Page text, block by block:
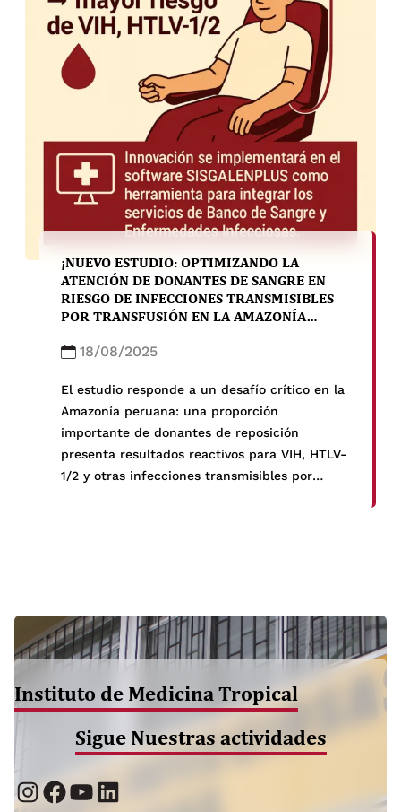
¡NUEVO ESTUDIO: OPTIMIZANDO LA
ATENCIÓN DE DONANTES DE SANGRE EN
RIESGO DE INFECCIONES TRANSMISIBLES
POR TRANSFUSIÓN EN LA AMAZONÍA
18/08/2025
El estudio responde a un desafío crítico en la
Amazonía peruana: una proporción
importante de donantes de reposición
presenta resultados reactivos para VIH, HTLV-
1/2 y otras infecciones transmisibles por
Instituto de Medicina Tropical
Sigue Nuestras actividades
Instagram
Facebook
YouTube
LinkedIn